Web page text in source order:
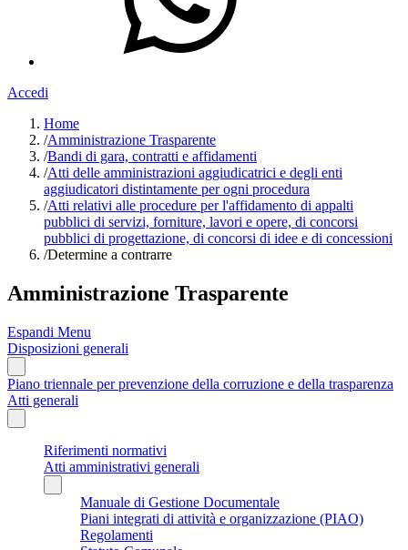
Accedi
Home
/Amministrazione Trasparente
/Bandi di gara, contratti e affidamenti
/Atti delle amministrazioni aggiudicatrici e degli enti
aggiudicatori distintamente per ogni procedura
/Atti relativi alle procedure per l'affidamento di appalti
pubblici di servizi, forniture, lavori e opere, di concorsi
pubblici di progettazione, di concorsi di idee e di concessioni
/Determine a contrarre
Amministrazione Trasparente
Espandi Menu
Disposizioni generali
Piano triennale per prevenzione della corruzione e della trasparenza
Atti generali
Riferimenti normativi
Atti amministrativi generali
Manuale di Gestione Documentale
Piani integrati di attività e organizzazione (PIAO)
Regolamenti